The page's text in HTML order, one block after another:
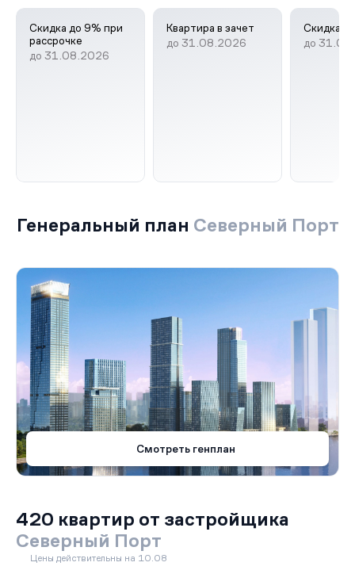
Скидка до 9% при
рассрочке
до 31.08.2026
Квар­ти­ра в за­чет
до 31.08.2026
Скидка
до
Генеральный план Северный Порт
Смотреть генплан
420 квартир от застройщика
Северный Порт
Цены действительны на 10.08